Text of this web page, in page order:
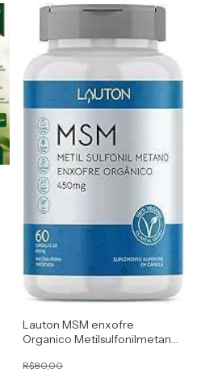
Lauton MSM enxofre
Organico Metilsulfonilmetano
R$80,00